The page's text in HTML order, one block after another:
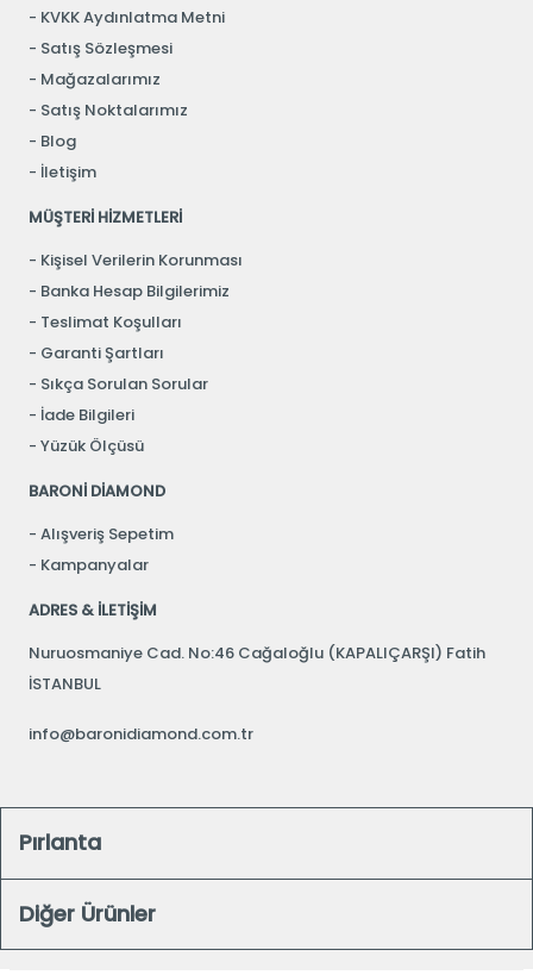
KVKK Aydınlatma Metni
Satış Sözleşmesi
Mağazalarımız
Satış Noktalarımız
Blog
İletişim
MÜŞTERİ HİZMETLERİ
Kişisel Verilerin Korunması
Banka Hesap Bilgilerimiz
Teslimat Koşulları
Garanti Şartları
Sıkça Sorulan Sorular
İade Bilgileri
Yüzük Ölçüsü
BARONİ DİAMOND
Alışveriş Sepetim
Kampanyalar
ADRES & İLETİŞİM
Nuruosmaniye Cad. No:46 Cağaloğlu (KAPALIÇARŞI) Fatih
İSTANBUL
info@baronidiamond.com.tr
Pırlanta
Diğer Ürünler